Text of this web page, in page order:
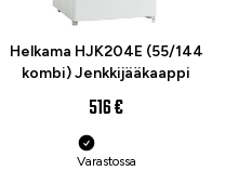
Helkama HJK204E (55/144
kombi) Jenkkijääkaappi
516 €
Varastossa